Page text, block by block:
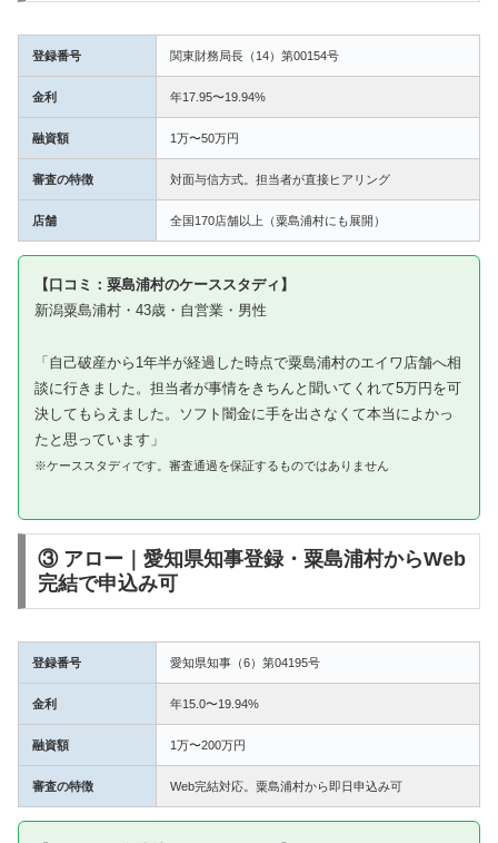
登録番号 関東財務局長（14）第00154号
金利 年17.95〜19.94%
融資額 1万〜50万円
審査の特徴 対面与信方式。担当者が直接ヒアリング
店舗 全国170店舗以上（粟島浦村にも展開）
【口コミ：粟島浦村のケーススタディ】
新潟粟島浦村・43歳・自営業・男性
「自己破産から1年半が経過した時点で粟島浦村のエイワ店舗へ相
談に行きました。担当者が事情をきちんと聞いてくれて5万円を可
決してもらえました。ソフト闇金に手を出さなくて本当によかっ
たと思っています」
※ケーススタディです。審査通過を保証するものではありません
③ アロー｜愛知県知事登録・粟島浦村からWeb
完結で申込み可
登録番号 愛知県知事（6）第04195号
金利 年15.0〜19.94%
融資額 1万〜200万円
審査の特徴 Web完結対応。粟島浦村から即日申込み可